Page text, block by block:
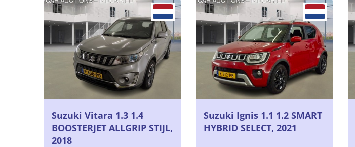
Suzuki Vitara 1.3 1.4
BOOSTERJET ALLGRIP STIJL,
2018
Suzuki Ignis 1.1 1.2 SMART
HYBRID SELECT, 2021